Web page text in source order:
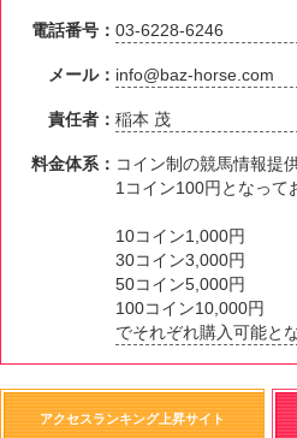
電話番号：03-6228-6246
メール： info@baz-horse.com
責任者：稲本 茂
料金体系： コイン制の競馬情報提
1コイン100円となって
10コイン1,000円
30コイン3,000円
50コイン5,000円
100コイン10,000円
でそれぞれ購入可能と
アクセスランキング上昇サイト